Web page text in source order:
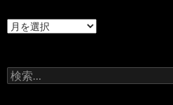
過
去
稿
検
索: